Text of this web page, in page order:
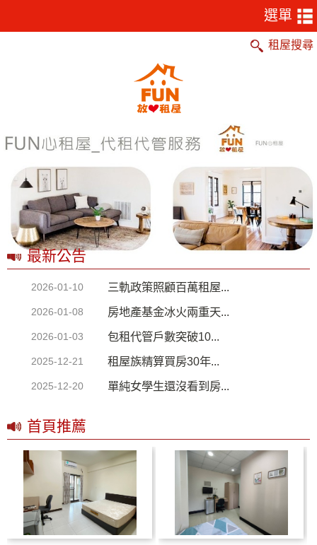
租屋搜尋
最新公告
2026-01-10 三軌政策照顧百萬租屋...
2026-01-08 房地產基金冰火兩重天...
2026-01-03 包租代管戶數突破10...
2025-12-21 租屋族精算買房30年...
2025-12-20 單純女學生還沒看到房...
首頁推薦